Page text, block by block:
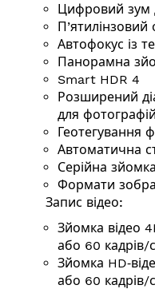
Цифровий зум
П’ятилінзовий
Автофокус із
Панорамна
Smart HDR 4
Розширений
для
Геотегування
Автоматична
Серійна зйомка
Формати
Запис відео:
Зйомка відео
або 60 кадрів/с
Зйомка
або 60 кадрів/с